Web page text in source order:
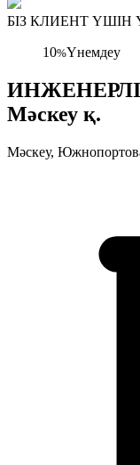
БІЗ КЛИЕНТ ҮШІН
10%Үнемдеу
Мәскеу қ.
Мәскеу,